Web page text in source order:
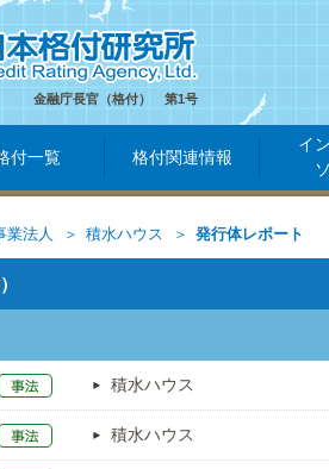
金融庁長官（格付） 第1号
付一覧 格付関連情報
イ
業法人 積水ハウス 発行体レポート
積水ハウス
積水ハウス